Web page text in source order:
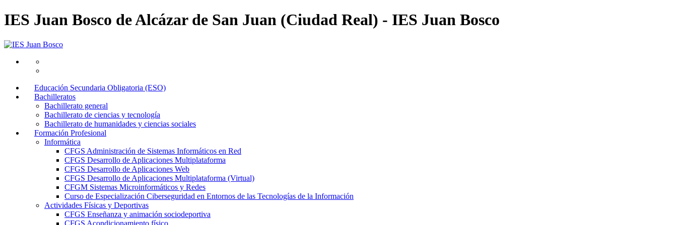
IES Juan Bosco de Alcázar de San Juan (Ciudad Real) - IES Juan Bosco
Educación Secundaria Obligatoria (ESO)
Bachilleratos
Bachillerato general
Bachillerato de ciencias y tecnología
Bachillerato de humanidades y ciencias sociales
Formación Profesional
Informática
CFGS Administración de Sistemas Informáticos en Red
CFGS Desarrollo de Aplicaciones Multiplataforma
CFGS Desarrollo de Aplicaciones Web
CFGS Desarrollo de Aplicaciones Multiplataforma (Virtual)
CFGM Sistemas Microinformáticos y Redes
Curso de Especialización Ciberseguridad en Entornos de las Tecnologías de la Información
Actividades Físicas y Deportivas
CFGS Enseñanza y animación sociodeportiva
CFGS Acondicionamiento físico